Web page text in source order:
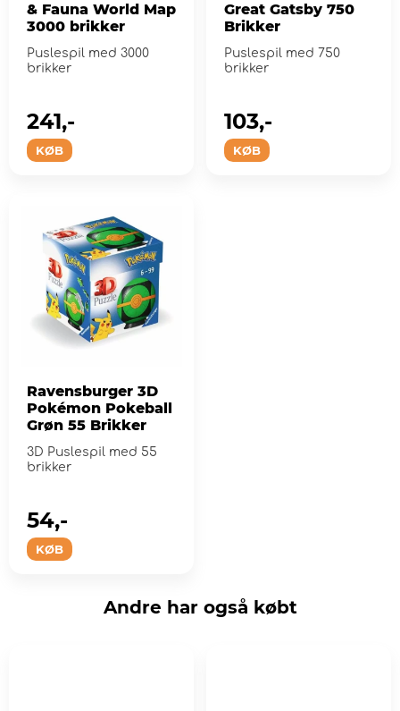
& Fauna World Map
3000 brikker
Puslespil med 3000
brikker
KØB
241,-
Great Gatsby 750
Brikker
Puslespil med 750
brikker
KØB
103,-
Ravensburger 3D
Pokémon Pokeball
Grøn 55 Brikker
3D Puslespil med 55
brikker
KØB
54,-
Andre har også købt